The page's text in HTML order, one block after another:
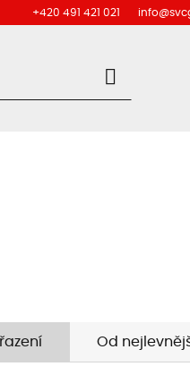
+420 491 421 021
Od